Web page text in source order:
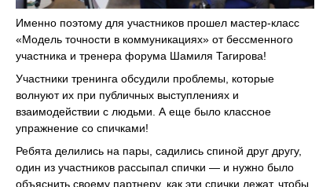
Именно поэтому для участников прошел мастер-класс
«Модель точности в коммуникациях» от бессменного
участника и тренера форума Шамиля Тагирова!
Участники тренинга обсудили проблемы, которые
волнуют их при публичных выступлениях и
взаимодействии с людьми. А еще было классное
упражнение со спичками!
Ребята делились на пары, садились спиной друг другу,
один из участников рассыпал спички — и нужно было
объяснить своему партнеру, как эти спички лежат, чтобы